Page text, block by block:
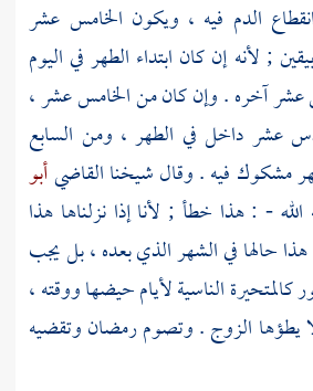
الدم فيه ، ويكون الخامس عشر
; لأنه إن كان ابتداء الطهر في اليوم
عشر آخره . وإن كان من الخامس عشر ،
عشر داخل في الطهر ، ومن السابع
مشكوك فيه . وقال شيخنا القاضيأبو
- : هذا خطأ ; لأنا إذا نزلناها هذا
هذا حالها في الشهر الذي بعده ، بل يجب
الناسية لأيام حيضها ووقته ،
يطؤها الزوج . وتصوم رمضان وتقضيه